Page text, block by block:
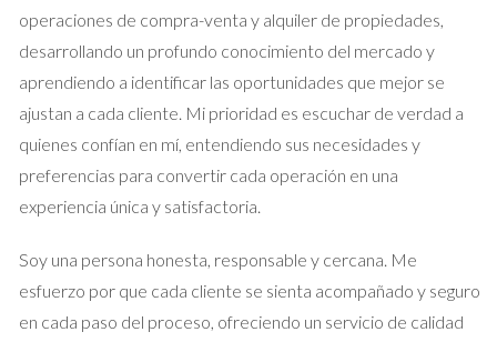
propiedad, como reformas o ampliaciones, asegúrate de que
estén debidamente registradas.
IBI y Recibos
mejoras en tu inmueble, contar con recibos de estas obras
puede aumentar su valor en el mercado.
operaciones de compra-venta y alquiler de propiedades,
desarrollando un profundo conocimiento del mercado y
aprendiendo a identificar las oportunidades que mejor se
ajustan a cada cliente. Mi prioridad es escuchar de verdad a
quienes confían en mí, entendiendo sus necesidades y
preferencias para convertir cada operación en una
experiencia única y satisfactoria.
Soy una persona honesta, responsable y cercana. Me
esfuerzo por que cada cliente se sienta acompañado y seguro
en cada paso del proceso, ofreciendo un servicio de calidad